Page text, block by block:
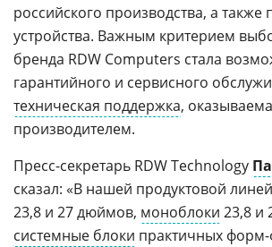
российского производства, а
устройства. Важным критерием
бренда RDW Computers стала
гарантийного и сервисного
техническая поддержка,
производителем.
Пресс-секретарь RDW Technology
сказал: «В нашей продуктовой
23,8 и 27 дюймов, моноблоки 23,8 и
системные блоки практичных форм-